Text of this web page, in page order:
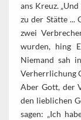
ans Kreuz.
zu der Stätte ...
zwei
wurden, hing
Niemand sah
Verherrlichung
Aber Gott, der
den lieblichen
sagen: „Ich